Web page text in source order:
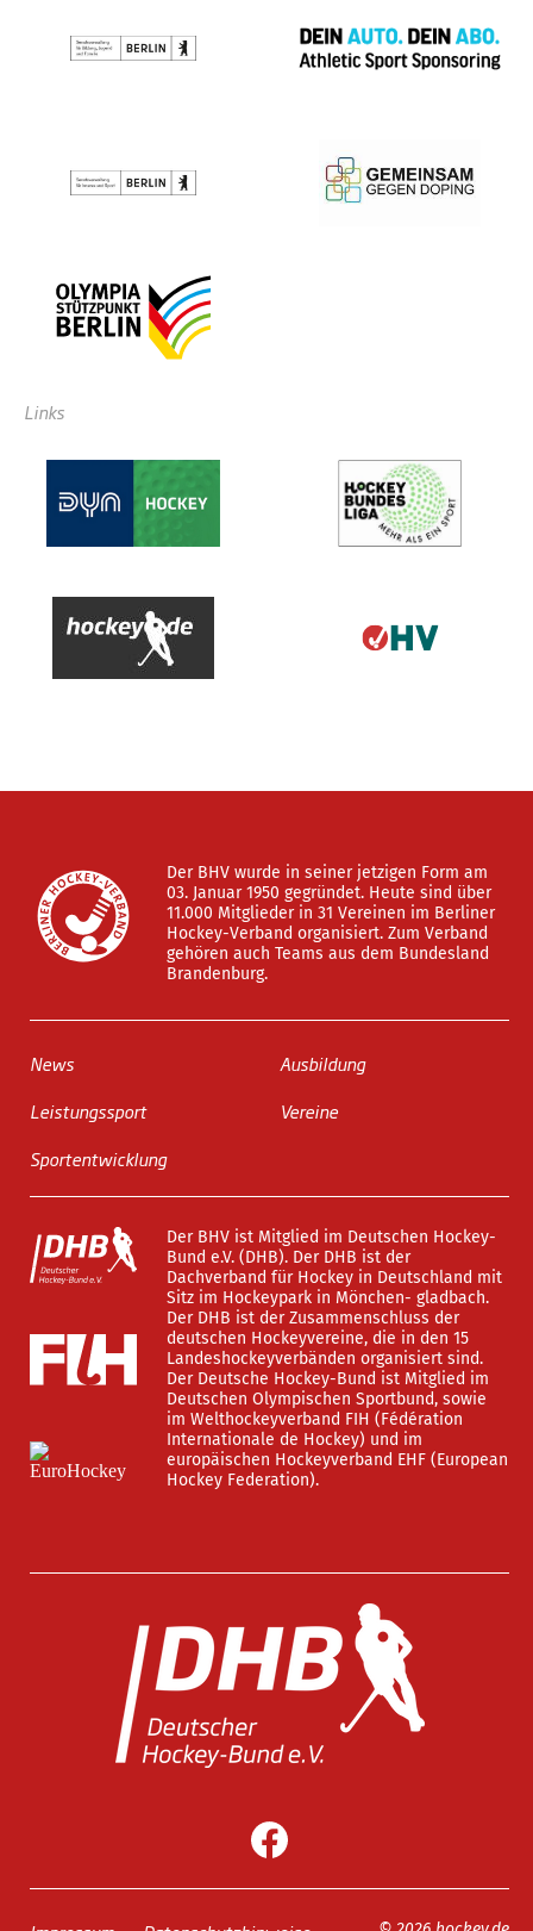
Links
Der BHV wurde in seiner jetzigen Form am
03. Januar 1950 gegründet. Heute sind über
11.000 Mitglieder in 31 Vereinen im Berliner
Hockey-Verband organisiert. Zum Verband
gehören auch Teams aus dem Bundesland
Brandenburg.
News
Leistungssport
Sportentwicklung
Ausbildung
Vereine
Der BHV ist Mitglied im Deutschen Hockey-
Bund e.V. (DHB). Der DHB ist der
Dachverband für Hockey in Deutschland mit
Sitz im Hockeypark in Mönchen- gladbach.
Der DHB ist der Zusammenschluss der
deutschen Hockeyvereine, die in den 15
Landeshockeyverbänden organisiert sind.
Der Deutsche Hockey-Bund ist Mitglied im
Deutschen Olympischen Sportbund, sowie
im Welthockeyverband FIH (Fédération
Internationale de Hockey) und im
europäischen Hockeyverband EHF (European
Hockey Federation).